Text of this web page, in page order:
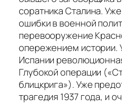
соратника Сталина.
ошибки в военной
перевооружение
опережением истории.
Испании
Глубокой операции
блицкрига»). Уже
трагедия 1937 года, и